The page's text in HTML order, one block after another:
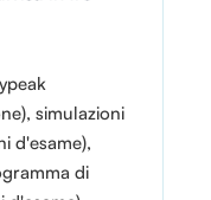
simulazioni
d'esame),
di